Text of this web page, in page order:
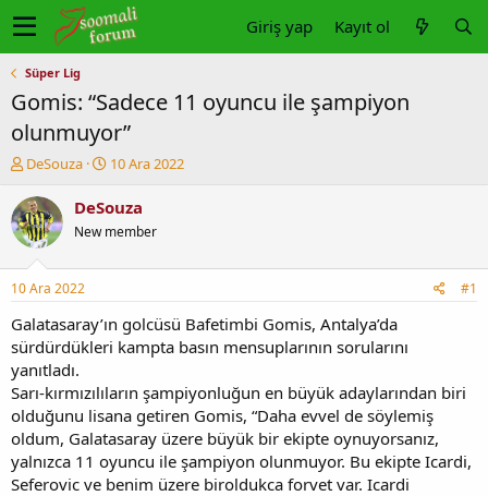
Giriş yap Kayıt ol
Süper Lig
Gomis: “Sadece 11 oyuncu ile şampiyon
olunmuyor”
K
n
u
y
b
a
ş
l
a
t
a
n
DeSouza
B
ş
a
ç
t
a
i
h
i
10 Ara 2022
DeSouza
New member
10 Ara 2022 #1
Galatasaray’ın golcüsü Bafetimbi Gomis, Antalya’da
sürdürdükleri kampta basın mensuplarının sorularını
yanıtladı.
Sarı-kırmızılıların şampiyonluğun en büyük adaylarından biri
olduğunu lisana getiren Gomis, “Daha evvel de söylemiş
oldum, Galatasaray üzere büyük bir ekipte oynuyorsanız,
yalnızca 11 oyuncu ile şampiyon olunmuyor. Bu ekipte Icardi,
Seferovic ve benim üzere biroldukca forvet var. Icardi